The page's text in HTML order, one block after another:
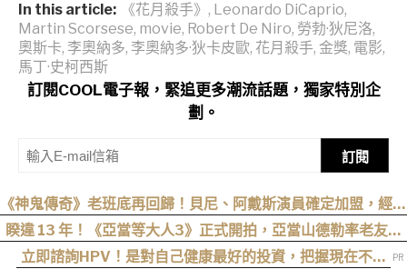
In this article: 《花月殺手》 , Leonardo DiCaprio,
Martin Scorsese, movie, Robert De Niro, 勞勃·狄尼洛,
奧斯卡, 李奧納多, 李奧納多·狄卡皮歐, 花月殺手, 金獎, 電影,
馬丁·史柯西斯
訂閱COOL電子報，緊追更多潮流話題，獨家特別企
劃。
訂閱
《神鬼傳奇》老班底再回歸！貝尼、阿戴斯演員確定加盟，經典
三部曲陣容持續集結
睽違 13 年！《亞當等大人3》正式開拍，亞當山德勒率老友轉
戰 Netflix
立即諮詢HPV！是對自己健康最好的投資，把握現在不嫌